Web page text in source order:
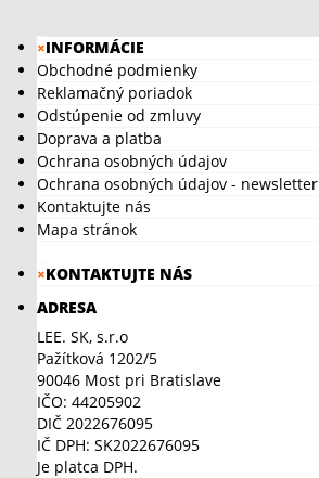
×INFORMÁCIE
Obchodné podmienky
Reklamačný poriadok
Odstúpenie od zmluvy
Doprava a platba
Ochrana osobných údajov
Ochrana osobných údajov - newsletter
Kontaktujte nás
Mapa stránok
×KONTAKTUJTE NÁS
ADRESA
LEE. SK, s.r.o
Pažítková 1202/5
90046 Most pri Bratislave
IČO: 44205902
DIČ 2022676095
IČ DPH: SK2022676095
Je platca DPH.